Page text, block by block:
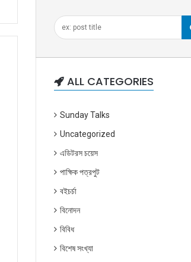
ALL CATEGORIES
Sunday Talks
Uncategorized
এডিটরস চয়েস
পাক্ষিক পত্রপুট
বইচর্চা
বিনোদন
বিবিধ
বিশেষ সংখ্যা